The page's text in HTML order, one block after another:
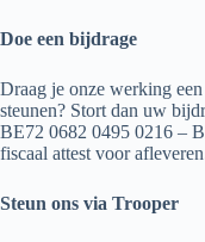
Doe een bijdrage
Draag je onze werking
steunen? Stort dan uw
BE72 0682 0495 0216 –
fiscaal attest voor
Steun ons via Trooper